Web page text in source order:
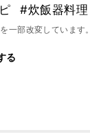
#炊飯器料理
一部改変しています。
る